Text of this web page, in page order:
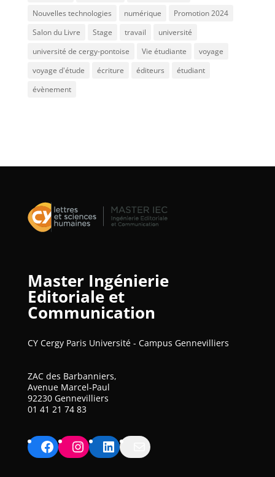
Nouvelles technologies
numérique
Promotion 2024
Salon du Livre
Stage travail
université
université de cergy-pontoise
Vie étudiante
voyage
voyage d'étude
écriture éditeurs
étudiant
évènement
Master Ingénierie
Editoriale et
Communication
CY Cergy Paris Université - Campus Gennevilliers
ZAC des Barbanniers,
Avenue Marcel-Paul
92230 Gennevilliers
01 41 21 74 83
Facebook Instagram LinkedIn